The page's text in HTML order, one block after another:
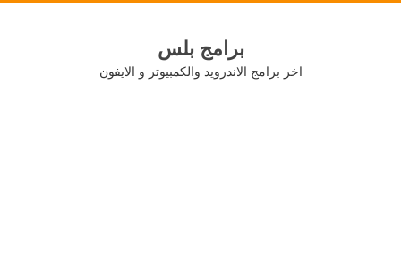
برامج بلس
اخر برامج الاندرويد والكمبيوتر و الايفون